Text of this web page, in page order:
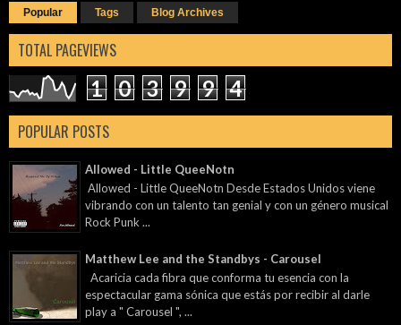
Popular Tags Blog Archives
TOTAL PAGEVIEWS
1 0 3 9 9 4
POPULAR POSTS
Allowed - Little QueeNotn
Allowed - Little QueeNotn Desde Estados Unidos viene
vibrando con un talento tan genial y con un género musical
Rock Punk ...
Matthew Lee and the Standbys - Carousel
Acaricia cada fibra que conforma tu esencia con la
espectacular gama sónica que estás por recibir al darle
play a " Carousel ", ...